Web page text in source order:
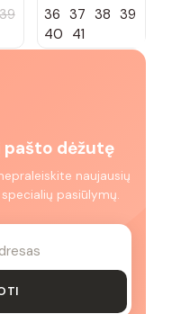
39
36 37 38 39
40 41
dėžutę
naujausių
pasiūlymų.